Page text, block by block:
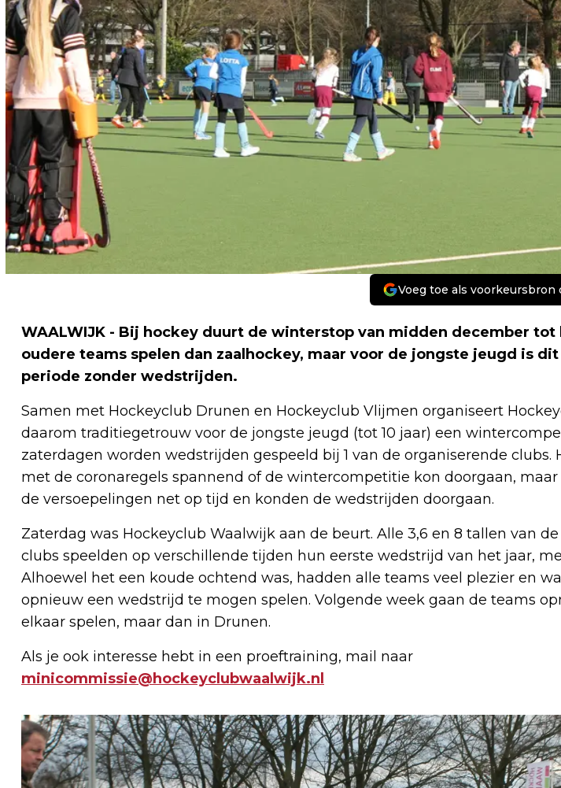
Voeg toe als voorkeursbron
WAALWIJK - Bij hockey duurt de winterstop van midden december tot
oudere teams spelen dan zaalhockey, maar voor de jongste jeugd is
periode zonder wedstrijden.
Samen met Hockeyclub Drunen en Hockeyclub Vlijmen organiseert
daarom traditiegetrouw voor de jongste jeugd (tot 10 jaar) een
zaterdagen worden wedstrijden gespeeld bij 1 van de organiserende clubs.
met de coronaregels spannend of de wintercompetitie kon doorgaan,
de versoepelingen net op tijd en konden de wedstrijden doorgaan.
Zaterdag was Hockeyclub Waalwijk aan de beurt. Alle 3,6 en 8 tallen van
clubs speelden op verschillende tijden hun eerste wedstrijd van het jaar,
Alhoewel het een koude ochtend was, hadden alle teams veel plezier en
opnieuw een wedstrijd te mogen spelen. Volgende week gaan de teams
elkaar spelen, maar dan in Drunen.
Als je ook interesse hebt in een proeftraining, mail naar
minicommissie@hockeyclubwaalwijk.nl